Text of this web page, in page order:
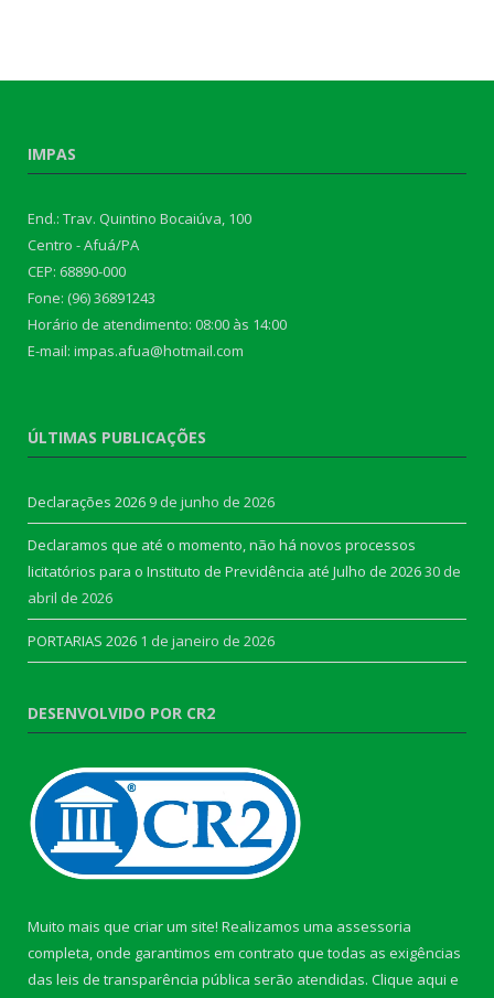
IMPAS
End.: Trav. Quintino Bocaiúva, 100
Centro - Afuá/PA
CEP: 68890-000
Fone: (96) 36891243
Horário de atendimento: 08:00 às 14:00
E-mail: impas.afua@hotmail.com
ÚLTIMAS PUBLICAÇÕES
Declarações 2026 9 de junho de 2026
Declaramos que até o momento, não há novos processos
licitatórios para o Instituto de Previdência até Julho de 202630 de
abril de 2026
PORTARIAS 2026 1 de janeiro de 2026
DESENVOLVIDO POR CR2
Muito mais que criar um site! Realizamos uma assessoria
completa, onde garantimos em contrato que todas as exigências
das leis de transparência pública serão atendidas. Clique aqui e